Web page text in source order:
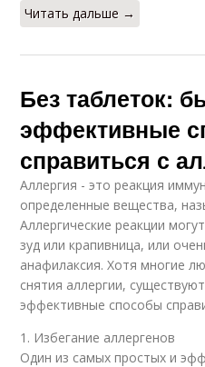
Читать дальше →
Без таблеток:
эффективные
справиться с
Аллергия - это реакция
определенные вещества,
Аллергические реакции
зуд или крапивница, или
анафилаксия. Хотя многие
снятия аллергии,
эффективные способы
1. Избегание аллергенов
Один из самых простых и